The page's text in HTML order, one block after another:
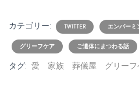
カテゴリー: TWITTER エンバーミ
グリーフケア ご遺体にまつわる話
タグ: 愛 家族 葬儀屋 グリーフ